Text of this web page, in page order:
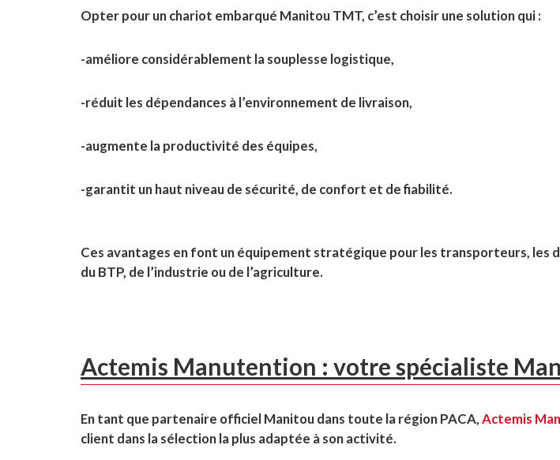
Opter pour un chariot embarqué Manitou TMT, c’est choisir une solution qui :
-améliore considérablement la souplesse logistique,
-réduit les dépendances à l’environnement de livraison,
-augmente la productivité des équipes,
-garantit un haut niveau de sécurité, de confort et de fiabilité.
Ces avantages en font un équipement stratégique pour les transporteurs, les
du BTP, de l’industrie ou de l’agriculture.
Actemis Manutention : votre spécialiste
En tant que partenaire officiel Manitou dans toute la région PACA,Actemis
client dans la sélection la plus adaptée à son activité.